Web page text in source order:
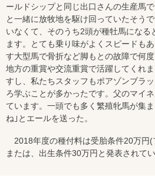
ールドシップと同じ出口さんの生産馬
と一緒に放牧地を駆け回っていたそう
いなくて、そのうち2頭が種牡馬にな
ます。とても乗り味がよくスピードも
す大型馬で骨折など脚もとの故障で何
地方の重賞や交流重賞で活躍してくれ
すし、私たちスタッフもポアゾンブラ
ろ学ぶことが多かったです。父のマイ
ています。一頭でも多く繁殖牝馬が集
ね｣とエールを送った。
2018年度の種付料は受胎条件20万円(
または、出生条件30万円と発表されてい